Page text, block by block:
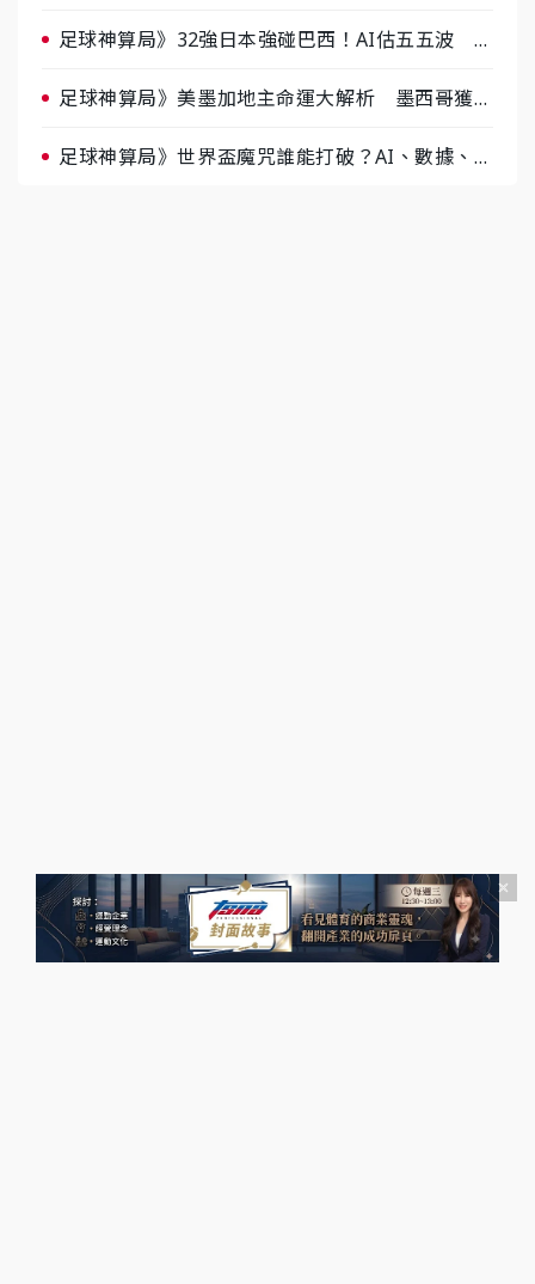
足球神算局》32強日本強碰巴西！AI估五五波 牛
足球神算局》美墨加地主命運大解析 墨西哥獲數
足球神算局》世界盃魔咒誰能打破？AI、數據、塔